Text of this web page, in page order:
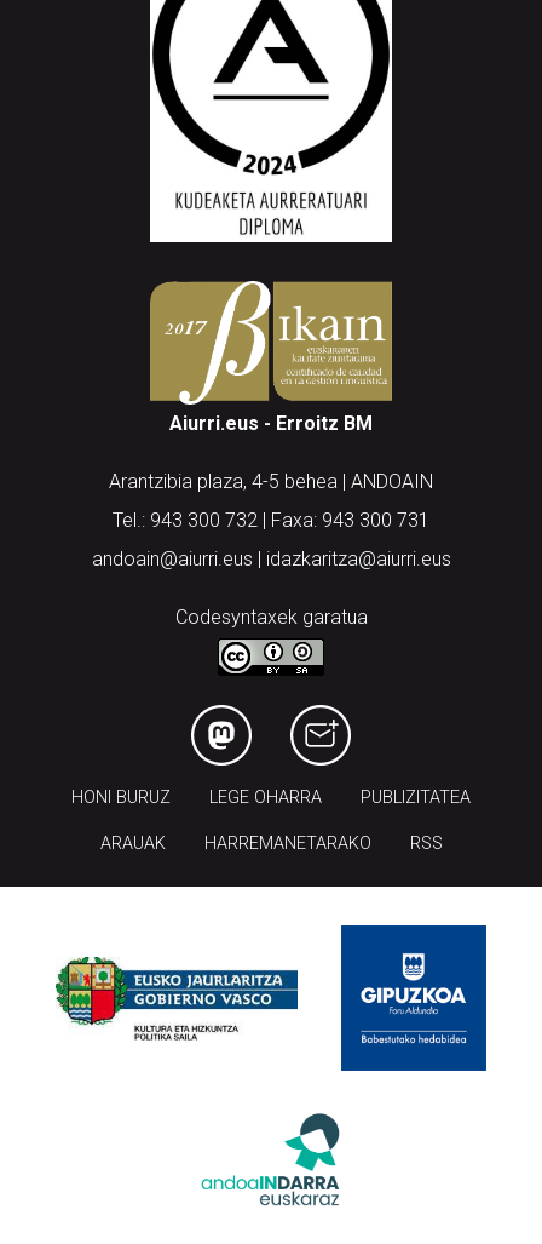
Aiurri.eus - Erroitz BM
Arantzibia plaza, 4-5 behea | ANDOAIN
Tel.: 943 300 732 | Faxa: 943 300 731
andoain@aiurri.eus | idazkaritza@aiurri.eus
Codesyntaxek garatua
HONI BURUZ LEGE OHARRA PUBLIZITATEA
ARAUAK HARREMANETARAKO RSS